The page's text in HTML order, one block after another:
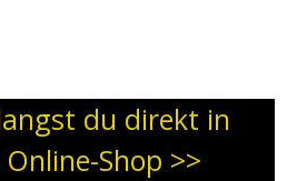
du direkt in
Shop >>